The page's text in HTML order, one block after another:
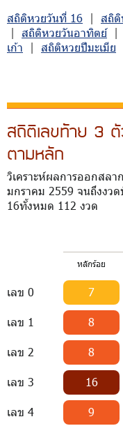
สถิติหวยวันที่ 16 | สถิ
| สถิติหวยวันอาทิตย์|
เก้า | สถิติหวยปีมะเมีย
สถิติเลขท้าย 3
ตามหลัก
วิเคราะห์ผลการออกสล
มกราคม 2559 จนถึงงว
16ทั้งหมด 112 งวด
หลักร้อย
เลข 0 7
เลข 1 8
เลข 2 8
เลข 3 16
เลข 4 9